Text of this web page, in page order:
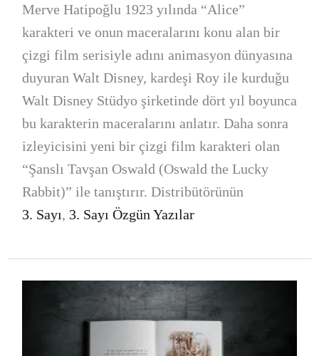
Merve Hatipoğlu 1923 yılında “Alice”
karakteri ve onun maceralarını konu alan bir
çizgi film serisiyle adını animasyon dünyasına
duyuran Walt Disney, kardeşi Roy ile kurduğu
Walt Disney Stüdyo şirketinde dört yıl boyunca
bu karakterin maceralarını anlatır. Daha sonra
izleyicisini yeni bir çizgi film karakteri olan
“Şanslı Tavşan Oswald (Oswald the Lucky
Rabbit)” ile tanıştırır. Distribütörünün
3. Sayı, 3. Sayı Özgün Yazılar